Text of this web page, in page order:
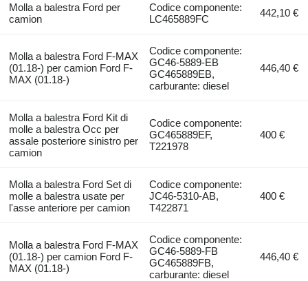
Molla a balestra Ford per
camion
Codice componente:
LC465889FC
442,10 €
Molla a balestra Ford F-MAX
(01.18-) per camion Ford F-
MAX (01.18-)
Codice componente:
GC46-5889-EB
GC465889EB,
carburante: diesel
446,40 €
Molla a balestra Ford Kit di
molle a balestra Occ per
assale posteriore sinistro per
camion
Codice componente:
GC465889EF,
T221978
400 €
Molla a balestra Ford Set di
molle a balestra usate per
l'asse anteriore per camion
Codice componente:
JC46-5310-AB,
T422871
400 €
Molla a balestra Ford F-MAX
(01.18-) per camion Ford F-
MAX (01.18-)
Codice componente:
GC46-5889-FB
GC465889FB,
carburante: diesel
446,40 €